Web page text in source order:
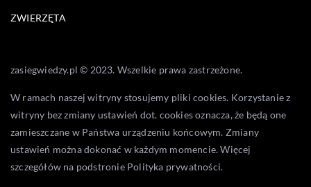
ZWIERZĘTA
zasiegwiedzy.pl © 2023. Wszelkie prawa zastrzeżone.
W ramach naszej witryny stosujemy pliki cookies. Korzystanie z
witryny bez zmiany ustawień dot. cookies oznacza, że będą one
zamieszczane w Państwa urządzeniu końcowym. Zmiany
ustawień można dokonać w każdym momencie. Więcej
szczegółów na podstronie Polityka prywatności.